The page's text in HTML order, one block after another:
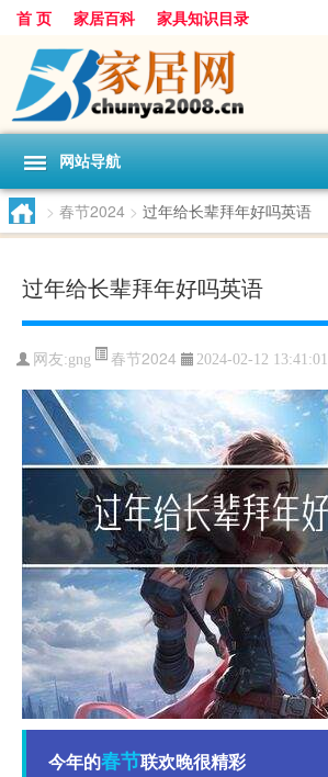
首 页 家居百科 家具知识目录
网站导航
> 春节2024 > 过年给长辈拜年好吗英语
过年给长辈拜年好吗英语
网友:gng 春节2024 2024-02-12 13:41:01
今年的春节联欢晚很精彩